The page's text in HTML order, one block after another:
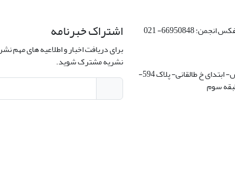
خیابان انقلاب- خیابان قدس- ابتدای خ طالقانی- پلاک 594-
سوم
اشتراک خبرنامه
برای دریافت اخبار و اطلاعیه های مهم
نشریه مشترک شوید.